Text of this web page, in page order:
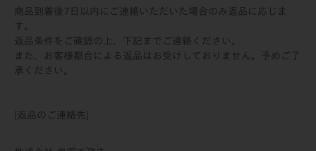
商品到着後7日以内にご連絡いただいた場合のみ返品に応じま
す。
返品条件をご確認の上、下記までご連絡ください。
また、お客様都合による返品はお受けしておりません。予めご了
承ください。
[返品のご連絡先]